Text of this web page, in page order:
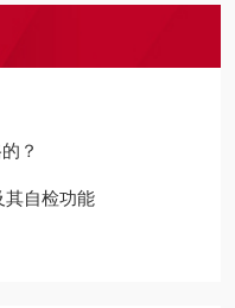
？
其自检功能